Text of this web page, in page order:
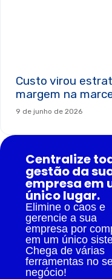
Custo virou
margem na
9 de junho de 2026
Centralize
gestão da
empresa em
único lugar.
Elimine o caos e
gerencie a sua
empresa por
em um único
Chega de várias
ferramentas no
negócio!